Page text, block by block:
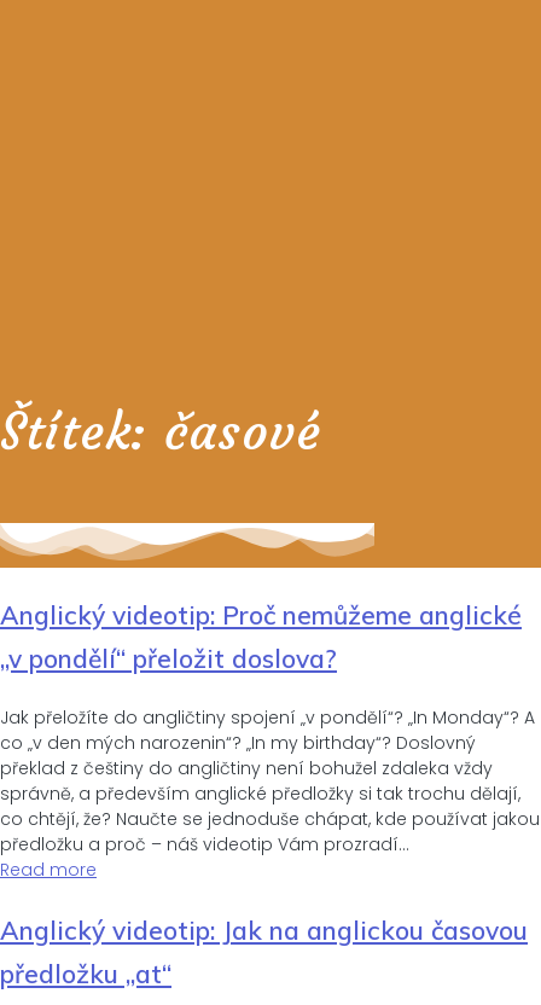
Štítek: časové
Anglický videotip: Proč nemůžeme anglické
„v pondělí“ přeložit doslova?
Jak přeložíte do angličtiny spojení „v pondělí“? „In Monday“? A
co „v den mých narozenin“? „In my birthday“? Doslovný
překlad z češtiny do angličtiny není bohužel zdaleka vždy
správně, a především anglické předložky si tak trochu dělají,
co chtějí, že? Naučte se jednoduše chápat, kde používat jakou
předložku a proč – náš videotip Vám prozradí…
Read more
Anglický videotip: Jak na anglickou časovou
předložku „at“